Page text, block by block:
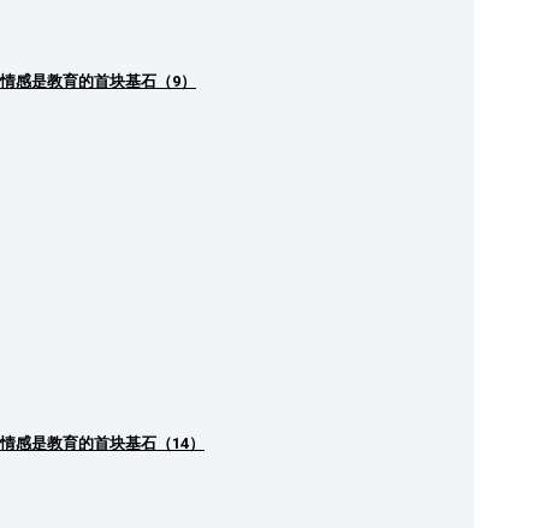
情感是教育的首块基石（9）
情感是教育的首块基石（14）